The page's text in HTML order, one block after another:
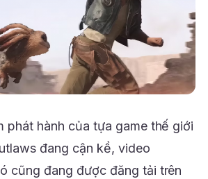
phát hành của tựa game thế giới
đang cận kề, video
cũng đang được đăng tải trên